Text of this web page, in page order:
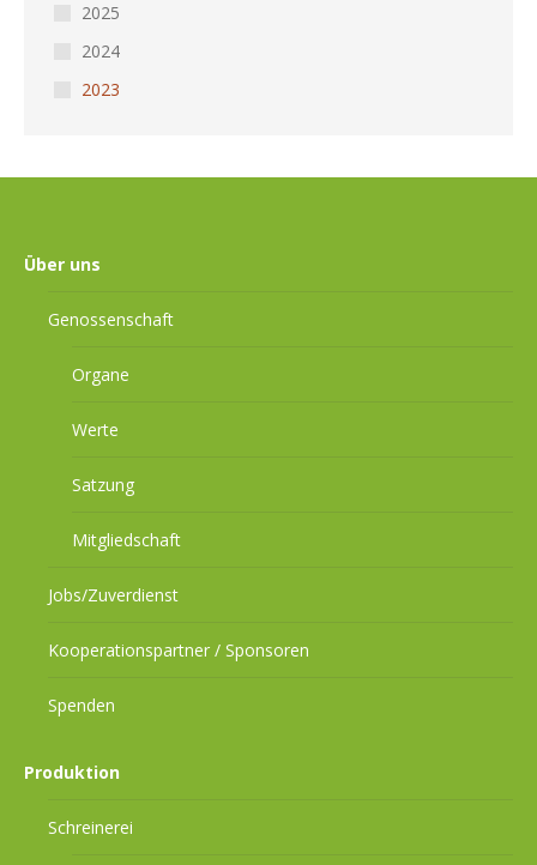
2025
2024
2023
Über uns
Genossenschaft
Organe
Werte
Satzung
Mitgliedschaft
Jobs/Zuverdienst
Kooperationspartner / Sponsoren
Spenden
Produktion
Schreinerei